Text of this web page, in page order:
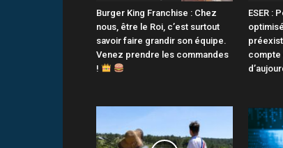
Burger King Franchise : Chez
nous, être le Roi, c’est surtout
savoir faire grandir son équipe.
Venez prendre les commandes
!
ESER :
compte